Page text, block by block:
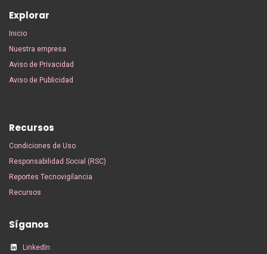
Explorar
Inicio
Nuestra empresa
Aviso de Privacidad
Aviso de Publicidad
Recursos
Condiciones de Uso
Responsabilidad Social (RSC)
Reportes Tecnovigilancia
Recursos
Síganos
LinkedIn